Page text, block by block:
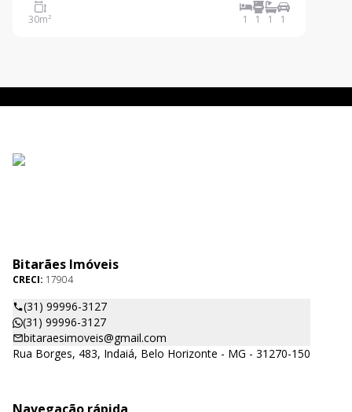
segurança e restaurante (serviço cobrado a parte).
Localização privilegiada próximo da UNIFENAS e
30m² 1 1 1 1
Bitarães Imóveis
CRECI: 17904
(31) 99996-3127
(31) 99996-3127
bitaraesimoveis@gmail.com
Rua Borges, 483, Indaiá, Belo Horizonte - MG - 31270-150